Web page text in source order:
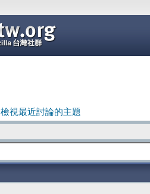
檢視最近討論的主題